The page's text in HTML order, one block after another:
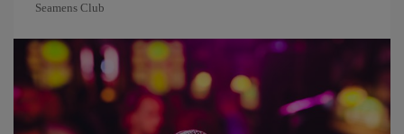
Seamens Club